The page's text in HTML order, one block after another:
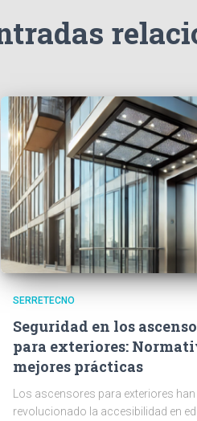
SERRETECNO
Seguridad en los
para exteriores:
mejores prácticas
Los ascensores para exteriores han
revolucionado la accesibilidad en